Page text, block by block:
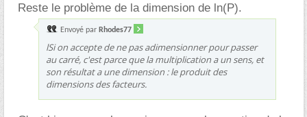
Reste le problème de la dimension de ln(P).
Envoyé par Rhodes77
lSi on accepte de ne pas adimensionner pour passer
au carré, c'est parce que la multiplication a un sens, et
son résultat a une dimension : le produit des
dimensions des facteurs.